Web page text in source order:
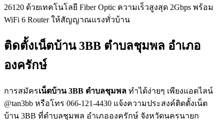
26120 ด้วยเทคโนโลยี Fiber Optic ความเร็วสูงสุด 2Gbps พร้อม
WiFi 6 Router ให้สัญญาณแรงทั่วบ้าน
ติดตั้งเน็ตบ้าน 3BB ตำบลชุมพล อำเภอ
องครักษ์
การสมัครเน็ตบ้าน 3BB ตำบลชุมพล ทำได้ง่ายๆ เพียงแอดไลน์
@tan3bb หรือโทร 066-121-4430 แจ้งความประสงค์ติดตั้งเน็ต
บ้าน 3BB ที่ตำบลชุมพล อำเภอองครักษ์ จังหวัดนครนายก